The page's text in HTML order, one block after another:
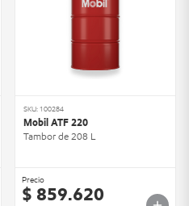
SKU: 100284
Mobil ATF 220
Tambor de 208 L
Precio
$ 859.620